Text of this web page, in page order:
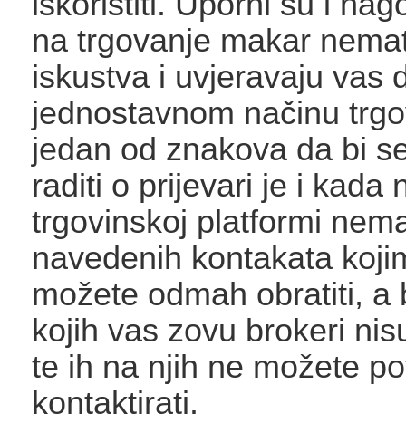
na trgovanje makar
iskustva i uvjeravaju vas
jednostavnom načinu
jedan od znakova da bi
raditi o prijevari je i kada
trgovinskoj platformi
navedenih kontakata
možete odmah obratiti, a
kojih vas zovu brokeri
te ih na njih ne možete
kontaktirati.